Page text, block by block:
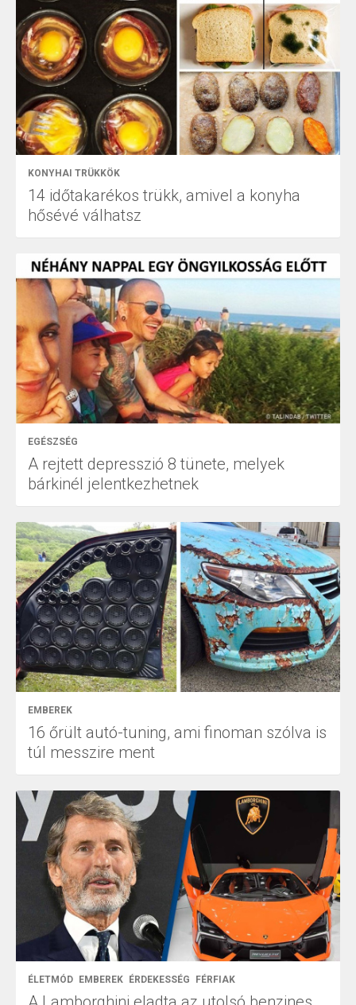
KONYHAI TRÜKKÖK
14 időtakarékos trükk, amivel a konyha
hősévé válhatsz
EGÉSZSÉG
A rejtett depresszió 8 tünete, melyek
bárkinél jelentkezhetnek
EMBEREK
16 őrült autó-tuning, ami finoman szólva is
túl messzire ment
ÉLETMÓD EMBEREK ÉRDEKESSÉG FÉRFIAK